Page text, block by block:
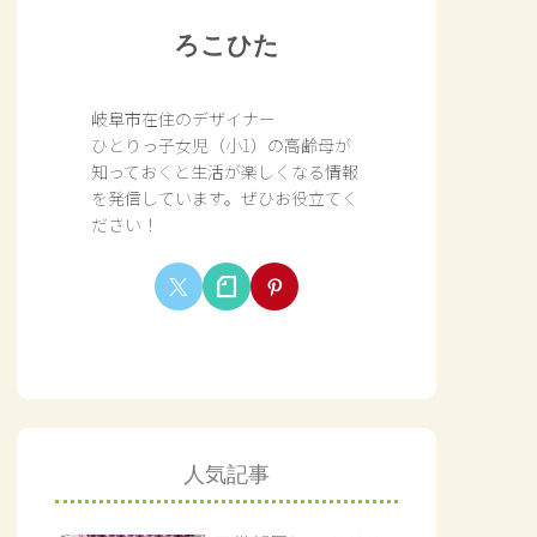
ろこひた
岐阜市在住のデザイナー
ひとりっ子女児（小1）の高齢母が
知っておくと生活が楽しくなる情報
を発信しています。ぜひお役立てく
ださい！
人気記事